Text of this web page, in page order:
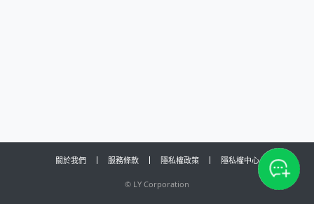
關於我們 服務條款 隱私權政策 隱私權中心
© LY Corporation